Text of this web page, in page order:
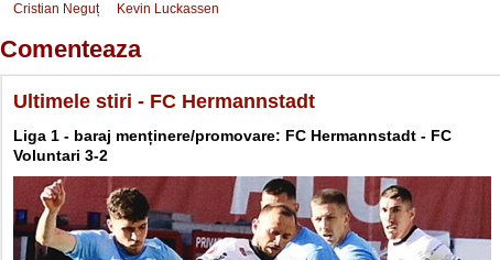
Cristian Neguț
Kevin Luckassen
Comenteaza
Ultimele stiri - FC Hermannstadt
Liga 1 - baraj menținere/promovare: FC Hermannstadt - FC
Voluntari 3-2